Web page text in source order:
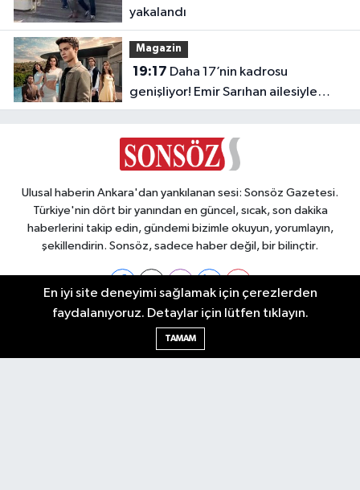
yakalandı
Magazin
19:17
genişliyor! Emir Sarıhan ailesiyle
geliyor
Ulusal haberin Ankara'dan yankılanan sesi: Sonsöz Gazetesi.
Türkiye'nin dört bir yanından en güncel, sıcak, son dakika
haberlerini takip edin, gündemi bizimle okuyun, yorumlayın,
şekillendirin. Sonsöz, sadece haber değil, bir bilinçtir.
Ankara Nöbetçi Eczaneler
En iyi site deneyimi sağlamak için çerezlerden
faydalanıyoruz. Detaylar için lütfen tıklayın.
TAMAM